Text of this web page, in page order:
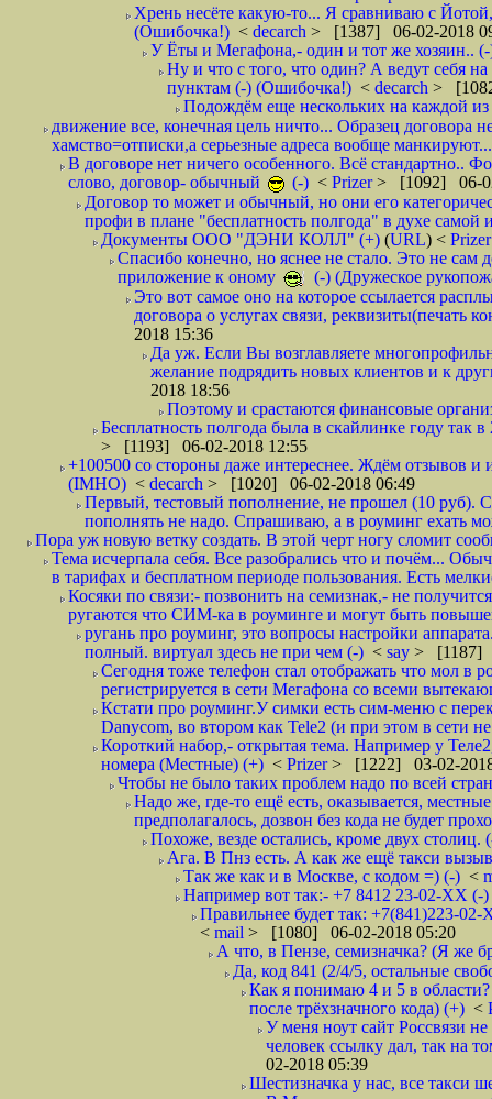
Хрень несёте какую-то... Я сравниваю с
(Ошибочка!) < decarch > [1387] 06-02-2018
У Ёты и Мегафона,- один и тот же хозяин..
Ну и что с того, что один? А ведут себя
пунктам (-) (Ошибочка!) < decarch >
Подождём еще нескольких на каждой из
движение все, конечная цель ничто... Образец договора
хамство=отписки,а серьезные адреса вообще
В договоре нет ничего особенного. Всё стандартно..
слово, договор- обычный
(-) < Prizer> [1092] 06-
Договор то может и обычный, но они его
профи в плане "бесплатность полгода" в духе
Документы ООО "ДЭНИ КОЛЛ" (+) (URL) <
Спасибо конечно, но яснее не стало. Это не сам
приложение к оному
(-) (Дружеское
Это вот самое оно на которое ссылается
договора о услугах связи, реквизиты(печать
2018 15:36
Да уж. Если Вы возглавляете
желание подрядить новых клиентов и к
2018 18:56
Поэтому и срастаются финансовые
Бесплатность полгода была в скайлинке году
> [1193] 06-02-2018 12:55
+100500 со стороны даже интереснее. Ждём отзывов и
(IMHO) < decarch > [1020] 06-02-2018 06:49
Первый, тестовый пополнение, не прошел (10 руб).
пополнять не надо. Спрашиваю, а в роуминг ехать
Пора уж новую ветку создать. В этой черт ногу сломит
Тема исчерпала себя. Все разобрались что и почём...
в тарифах и бесплатном периоде пользования. Есть
Косяки по связи:- позвонить на семизнак,- не
ругаются что СИМ-ка в роуминге и могут быть
ругань про роуминг, это вопросы настройки
полный. виртуал здесь не при чем (-) < say > [1187]
Сегодня тоже телефон стал отображать что мол в
регистрируется в сети Мегафона со всеми
Кстати про роуминг.У симки есть сим-меню с
Danycom, во втором как Tele2 (и при этом в сети
Короткий набор,- открытая тема. Например у
номера (Местные) (+) < Prizer> [1222] 03-02-
Чтобы не было таких проблем надо по всей
Надо же, где-то ещё есть, оказывается,
предполагалось, дозвон без кода не будет
Похоже, везде остались, кроме двух
Ага. В Пнз есть. А как же ещё такси
Так же как и в Москве, с кодом =) (-) <
Например вот так:- +7 8412 23-02-ХХ (-
Правильнее будет так: +7(841)223-
< mail > [1080] 06-02-2018 05:20
А что, в Пензе, семизначка? (Я же
Да, код 841 (2/4/5, остальные
Как я понимаю 4 и 5 в
после трёхзначного кода) (+) <
У меня ноут сайт Россвязи
человек ссылку дал, так на
02-2018 05:39
Шестизначка у нас, все такси